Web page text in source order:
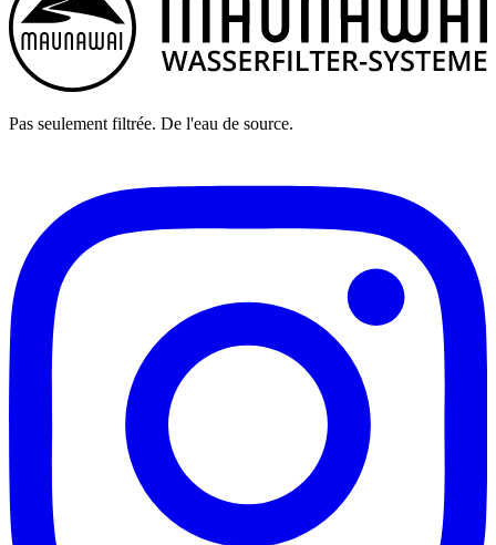
Pas seulement filtrée. De l'eau de source.